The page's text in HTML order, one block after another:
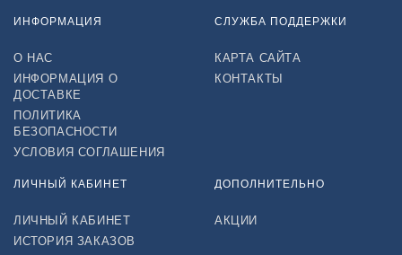
ИНФОРМАЦИЯ
О НАС
ИНФОРМАЦИЯ О
ДОСТАВКЕ
ПОЛИТИКА
БЕЗОПАСНОСТИ
УСЛОВИЯ СОГЛАШЕНИЯ
СЛУЖБА ПОДДЕРЖКИ
КАРТА САЙТА
КОНТАКТЫ
ЛИЧНЫЙ КАБИНЕТ
ЛИЧНЫЙ КАБИНЕТ
ИСТОРИЯ ЗАКАЗОВ
ДОПОЛНИТЕЛЬНО
АКЦИИ